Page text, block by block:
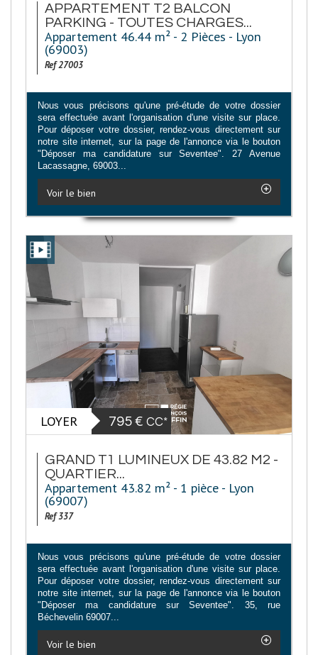
APPARTEMENT T2 BALCON
PARKING - TOUTES CHARGES...
Appartement 46.44 m² - 2 Pièces - Lyon
(69003)
Ref 27003
Nous vous précisons qu'une pré-étude de votre dossier
sera effectuée avant l'organisation d'une visite sur place.
Pour déposer votre dossier, rendez-vous directement sur
notre site internet, sur la page de l'annonce via le bouton
"Déposer ma candidature sur Seventee". 27 Avenue
Lacassagne, 69003...
Voir le bien
LOYER 795 € CC*
GRAND T1 LUMINEUX DE 43.82 M2 -
QUARTIER...
Appartement 43.82 m² - 1 pièce - Lyon
(69007)
Ref 337
Nous vous précisons qu'une pré-étude de votre dossier
sera effectuée avant l'organisation d'une visite sur place.
Pour déposer votre dossier, rendez-vous directement sur
notre site internet, sur la page de l'annonce via le bouton
"Déposer ma candidature sur Seventee". 35, rue
Béchevelin 69007...
Voir le bien